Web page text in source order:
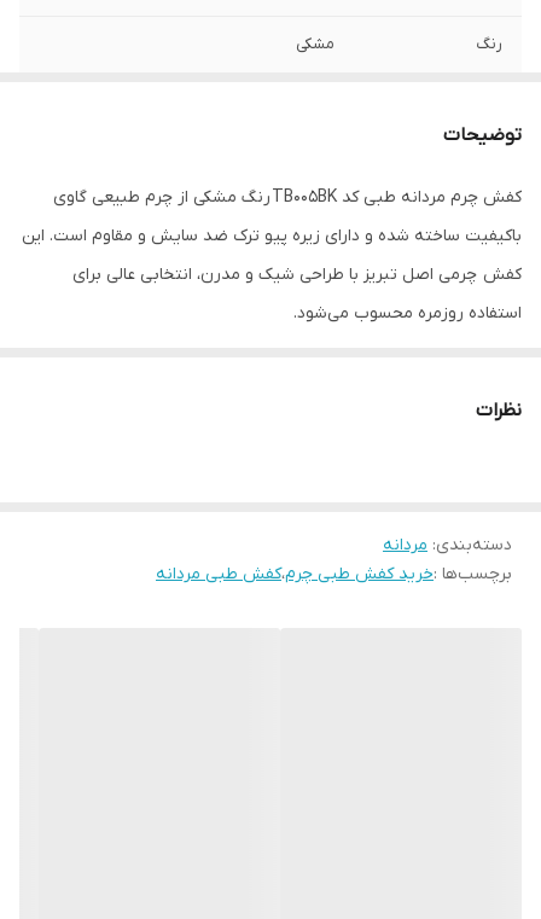
رنگ مشکی
توضیحات
کفش چرم مردانه طبی کد TB005BK رنگ مشکی از چرم طبیعی گاوی
باکیفیت ساخته شده و دارای زیره پیو ترک ضد سایش و مقاوم است. این
کفش چرمی اصل تبریز با طراحی شیک و مدرن، انتخابی عالی برای
استفاده روزمره محسوب می‌شود.
TB005BK
نظرات
دسته‌بندی: مردانه
برچسب‌ها :خرید کفش طبی چرم،کفش طبی مردانه